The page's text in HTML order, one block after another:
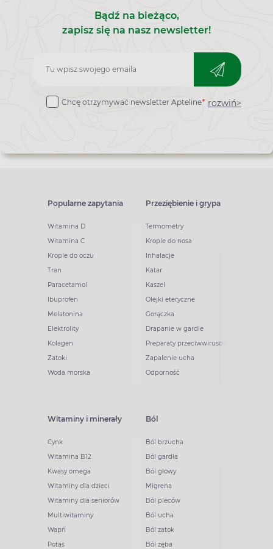
Bądź na bieżąco,
zapisz się na nasz newsletter!
Zapisz
do
Chcę otrzymywać newsletter Apteline* rozwiń>
Popularne zapytania
Witamina D
Witamina C
Krople do oczu
Tran
Paracetamol
Ibuprofen
Melatonina
Elektrolity
Kolagen
Zatoki
Woda morska
Przeziębienie i grypa
Termometry
Krople do nosa
Inhalacje
Katar
Kaszel
Olejki eteryczne
Gorączka
Drapanie w gardle
Preparaty przeciwwirusowe
Zapalenie ucha
Odporność
Witaminy i minerały
Cynk
Witamina B12
Kwasy omega
Witaminy dla dzieci
Witaminy dla seniorów
Multiwitaminy
Wapń
Potas
Ból
Ból brzucha
Ból gardła
Ból głowy
Migrena
Ból pleców
Ból ucha
Ból zatok
Ból zęba